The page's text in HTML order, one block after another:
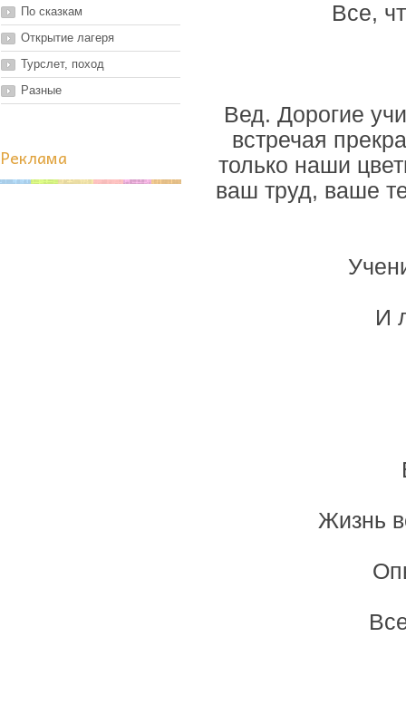
По сказкам
Открытие лагеря
Турслет, поход
Разные
Реклама
Все,
Вед. Дорогие
встречая
только наши
ваш труд, ваше
И
Жизнь